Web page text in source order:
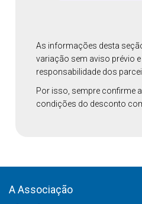
As informações desta
variação sem aviso prévio
responsabilidade dos
Por isso, sempre confirme
condições do desconto
A Associação